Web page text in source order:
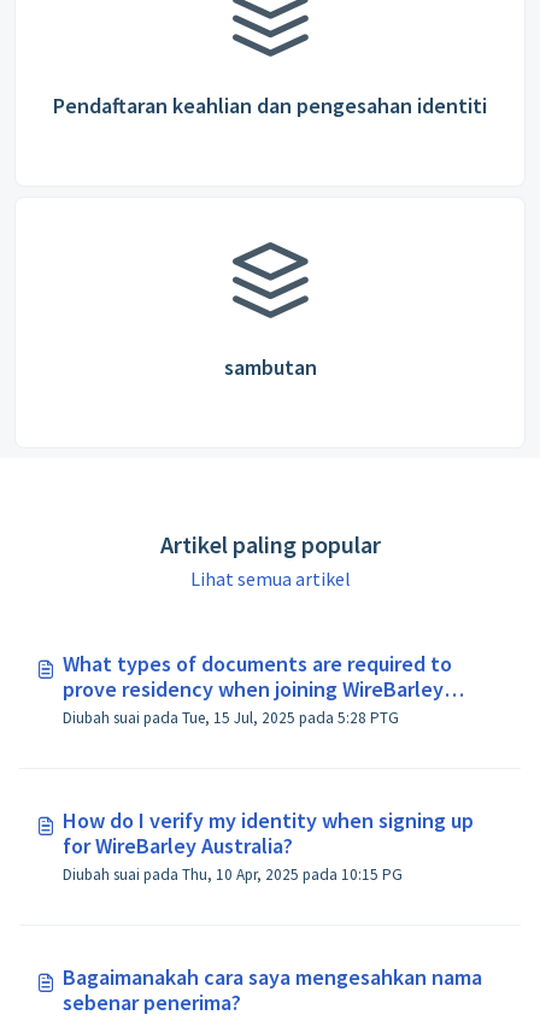
Pendaftaran keahlian dan pengesahan identiti
sambutan
Artikel paling popular
Lihat semua artikel
What types of documents are required to
prove residency when joining WireBarley
Australia?
Diubah suai pada Tue, 15 Jul, 2025 pada 5:28 PTG
How do I verify my identity when signing up
for WireBarley Australia?
Diubah suai pada Thu, 10 Apr, 2025 pada 10:15 PG
Bagaimanakah cara saya mengesahkan nama
sebenar penerima?